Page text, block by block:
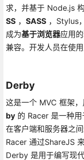
求，并基于 Node.js
SS， SASS，Stylus
成为基于浏览器应用
兼容。开发人员在使
Derby
这是一个 MVC 框架，
by的 Racer 是一种用
在客户端和服务器之
Racer 通过ShareJS
Derby 是用于编写现